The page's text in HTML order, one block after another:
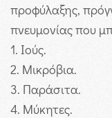
προφύλαξης,
πνευμονίας που
1. Ιούς.
2. Μικρόβια.
3. Παράσιτα.
4. Μύκητες.